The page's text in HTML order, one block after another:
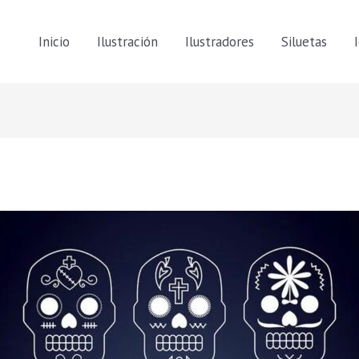
Inicio Ilustración Ilustradores Siluetas